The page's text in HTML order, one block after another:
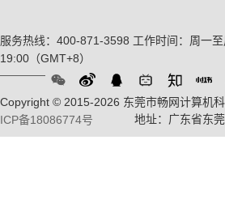
服务热线：400-871-3598 工作时间：周一
19:00（GMT+8）
Copyright © 2015-2026 东莞市畅网计算机
ICP备18086774号
地址：广东省东